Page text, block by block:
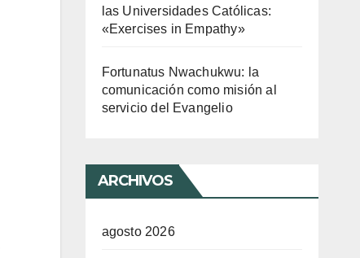
las Universidades Católicas:
«Exercises in Empathy»
Fortunatus Nwachukwu: la
comunicación como misión al
servicio del Evangelio
ARCHIVOS
agosto 2026